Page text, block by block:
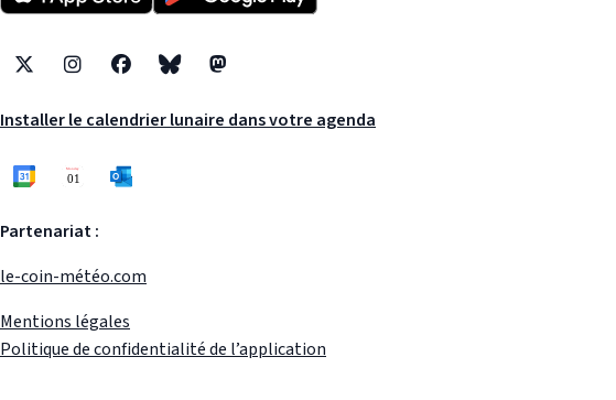
X InstagramFacebookBlueskyMastodon
Installer le calendrier lunaire dans votre agenda
Partenariat :
le-coin-météo.com
Mentions légales
Politique de confidentialité de l’application